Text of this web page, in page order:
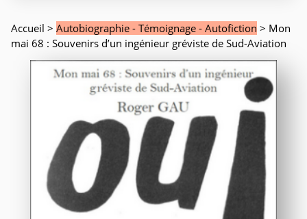
Accueil > Autobiographie - Témoignage - Autofiction > Mon
mai 68 : Souvenirs d’un ingénieur gréviste de Sud-Aviation